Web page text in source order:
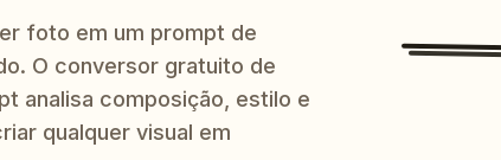
foto em um prompt de
O conversor gratuito de
analisa composição, estilo e
qualquer visual em